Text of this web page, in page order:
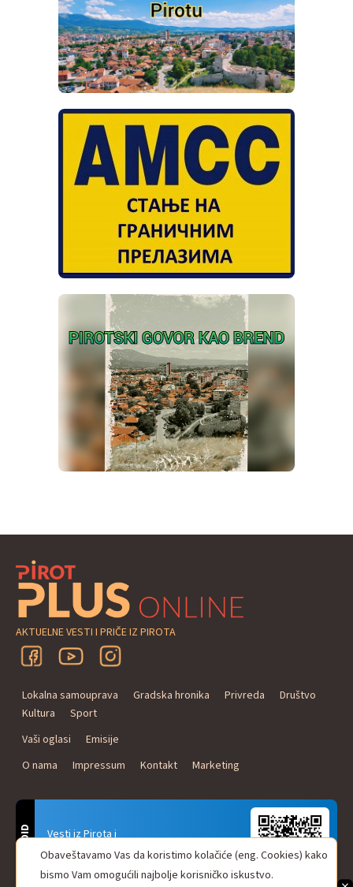
AKTUELNE VESTI I PRIČE IZ PIROTA
Lokalna samouprava Gradska hronika Privreda
Društvo
Kultura
Sport
Vaši oglasi
Emisije
O nama
Impressum Kontakt Marketing
Vesti iz Pirota i
Naxi Plus Radio
Uvek u Vašem džepu!
ANDROID Obaveštavamo Vas da koristimo kolačiće (eng. Cookies) kako
bismo Vam omogućili najbolje korisničko iskustvo.